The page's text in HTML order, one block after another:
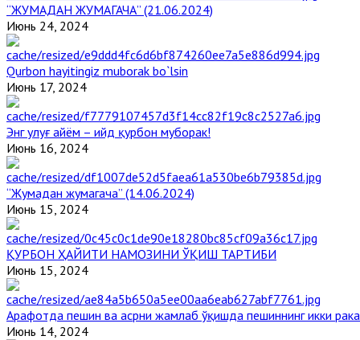
“ЖУМАДАН ЖУМАГАЧА” (21.06.2024)
Июнь 24, 2024
Qurbon hayitingiz muborak bo`lsin
Июнь 17, 2024
Энг улуғ айём – ийд қурбон муборак!
Июнь 16, 2024
“Жумадан жумагача” (14.06.2024)
Июнь 15, 2024
ҚУРБОН ҲАЙИТИ НАМОЗИНИ ЎҚИШ ТАРТИБИ
Июнь 15, 2024
Арафотда пешин ва асрни жамлаб ўқишда пешиннинг икки
Июнь 14, 2024